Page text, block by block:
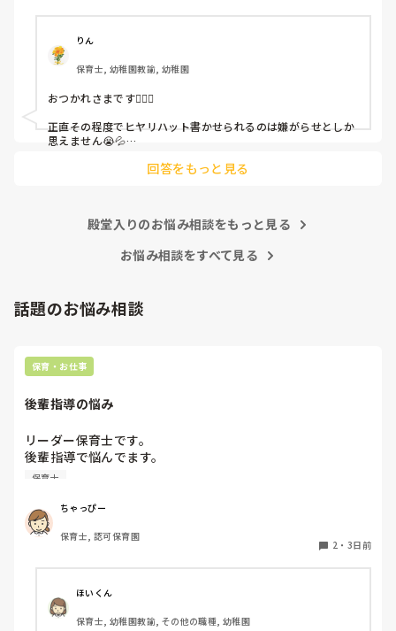
ちゃんと考えて対策を練って書き込むようにと。
呼ばれて一緒に対策を考えさせられること多数
これだけで30〜40分拘束されて辛いです
皆さんの園はどうですか?
りん
保育士, 幼稚園教諭, 幼稚園
おつかれさまです🙇🏻‍♀️
正直その程度でヒヤリハット書かせられるのは嫌がらせとしか
思えません😭💦
回答をもっと見る
殿堂入りのお悩み相談をもっと見る
お悩み相談をすべて見る
話題のお悩み相談
保育・お仕事
後輩指導の悩み
リーダー保育士です。
後輩指導で悩んでます。
初めて年長を持つ後輩がいますが
いで様子見てると直前になるまで何もアクションがなかった
り
他の職員に聞いてる様子もなくて
よほど自分に聞きづらいのか、聞く必要性さえ感じないの
か、もうよくわからないです。
保育士
ちゃっぴー
保育士, 認可保育園
2 ・ 3日前
ほいくん
保育士, 幼稚園教諭, その他の職種, 幼稚園